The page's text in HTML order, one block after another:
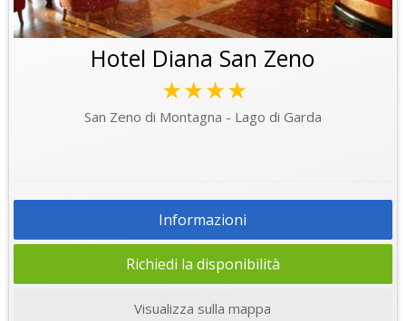
Hotel Diana San Zeno
★★★★
San Zeno di Montagna - Lago di Garda
Informazioni
Richiedi la disponibilità
Visualizza sulla mappa